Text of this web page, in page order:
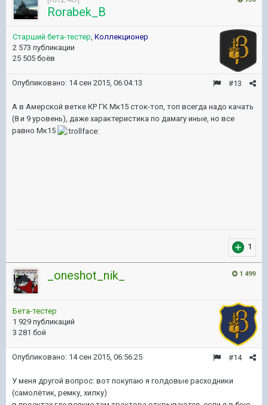
Rorabek_B
Старший бета-тестер, Коллекционер
2 573 публикации
25 505 боёв
#13
Опубликовано: 14 сен 2015, 06:04:13
А в Амерской ветке КР ГК Мк15 сток-топ, топ всегда надо качать
(8 и 9 уровень), даже характеристика по дамагу иные, но все
равно Мк15
1
1 499
_oneshot_nik_
Бета-тестер
1 929 публикаций
3 281 бой
#14
Опубликовано: 14 сен 2015, 06:56:25
У меня другой вопрос: вот покупаю я голдовые расходники
(самолётик, ремку, хилку)